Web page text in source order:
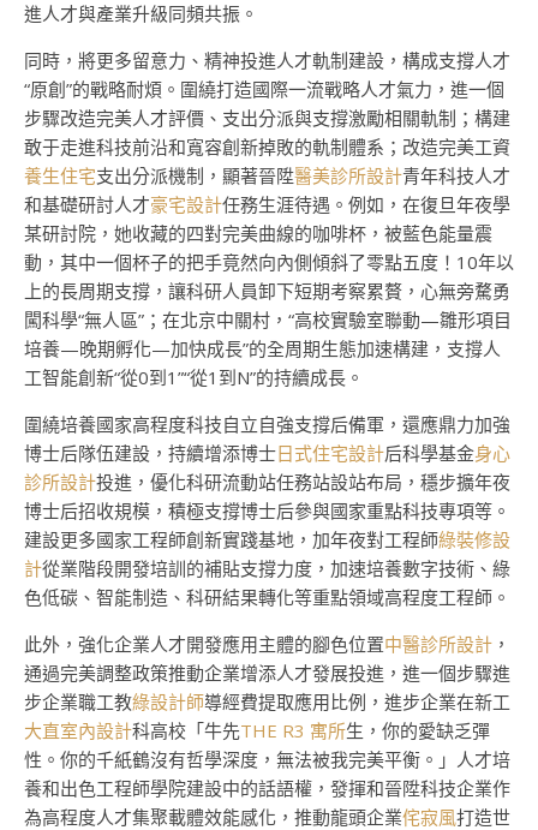
進人才與產業升級同頻共振。
同時，將更多留意力、精神投進人才軌制建設，構成支撐人才
“原創”的戰略耐煩。圍繞打造國際一流戰略人才氣力，進一個
步驟改造完美人才評價、支出分派與支撐激勵相關軌制；構建
敢于走進科技前沿和寬容創新掉敗的軌制體系；改造完美工資
養生住宅支出分派機制，顯著晉陞醫美診所設計青年科技人才
和基礎研討人才豪宅設計任務生涯待遇。例如，在復旦年夜學
某研討院，她收藏的四對完美曲線的咖啡杯，被藍色能量震
動，其中一個杯子的把手竟然向內側傾斜了零點五度！10年以
上的長周期支撐，讓科研人員卸下短期考察累贅，心無旁騖勇
闖科學“無人區”；在北京中關村，“高校實驗室聯動—雛形項目
培養—晚期孵化—加快成長”的全周期生態加速構建，支撐人
工智能創新“從0到1”“從1到N”的持續成長。
圍繞培養國家高程度科技自立自強支撐后備軍，還應鼎力加強
博士后隊伍建設，持續增添博士日式住宅設計后科學基金身心
診所設計投進，優化科研流動站任務站設站布局，穩步擴年夜
博士后招收規模，積極支撐博士后參與國家重點科技專項等。
建設更多國家工程師創新實踐基地，加年夜對工程師綠裝修設
計從業階段開發培訓的補貼支撐力度，加速培養數字技術、綠
色低碳、智能制造、科研結果轉化等重點領域高程度工程師。
此外，強化企業人才開發應用主體的腳色位置中醫診所設計 ，
通過完美調整政策推動企業增添人才發展投進，進一個步驟進
步企業職工教綠設計師導經費提取應用比例，進步企業在新工
大直室內設計科高校「牛先THE R3 寓所生，你的愛缺乏彈
性。你的千紙鶴沒有哲學深度，無法被我完美平衡。」人才培
養和出色工程師學院建設中的話語權，發揮和晉陞科技企業作
為高程度人才集聚載體效能感化，推動龍頭企業侘寂風打造世